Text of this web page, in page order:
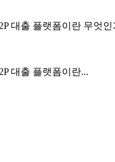
대출 플랫폼이란 무엇인
대출 플랫폼이란...